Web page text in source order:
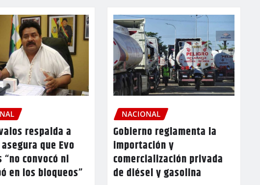
respalda a
que Evo
“no convocó ni
en los bloqueos”
NACIONAL
Gobierno reglamenta la
importación y
comercialización privada
de diésel y gasolina